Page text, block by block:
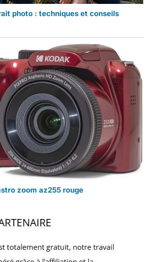
photo : techniques et conseils
zoom az255 rouge